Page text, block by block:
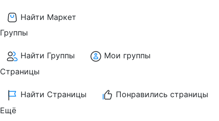
Найти Маркет
Группы
Найти Группы
Мои группы
Страницы
Найти Страницы
Понравились страницы
Ещё